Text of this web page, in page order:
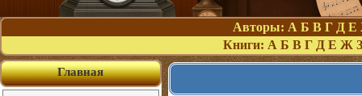
Авторы: А Б В Г Д Е
Книги: А Б В Г Д Е Ж З
Главная